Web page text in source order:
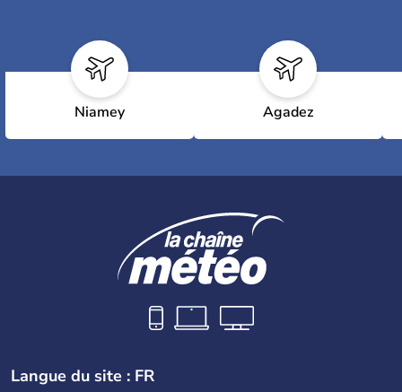
Niamey Agadez
Langue du site : FR